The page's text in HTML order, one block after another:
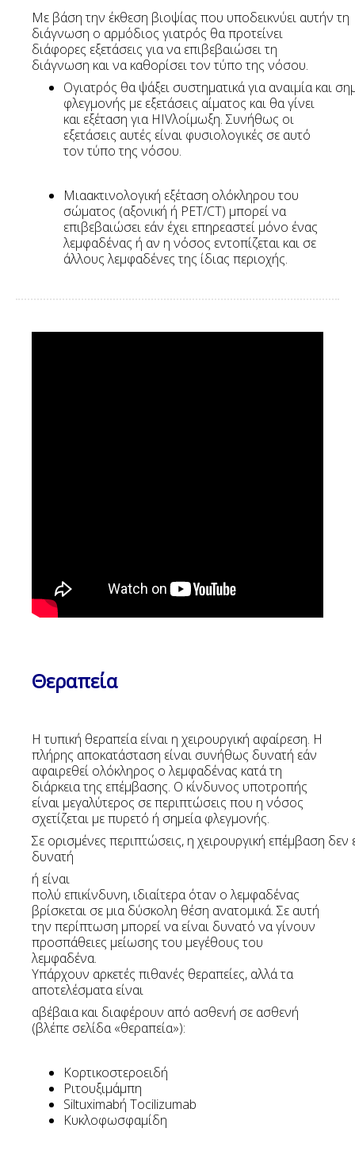
Με βάση την έκθεση βιοψίας που υποδεικνύει αυτήν τη
διάγνωση ο αρμόδιος γιατρός θα προτείνει
διάφορες εξετάσεις για να επιβεβαιώσει τη
διάγνωση και να καθορίσει τον τύπο της νόσου.
Ογιατρός θα ψάξει συστηματικά για αναιμία και
φλεγμονής με εξετάσεις αίματος και θα γίνει
και εξέταση για HIVλοίμωξη. Συνήθως οι
εξετάσεις αυτές είναι φυσιολογικές σε αυτό
τον τύπο της νόσου.
Μιαακτινολογική εξέταση ολόκληρου του
σώματος (αξονική ή PET/CT) μπορεί να
επιβεβαιώσει εάν έχει επηρεαστεί μόνο ένας
λεμφαδένας ή αν η νόσος εντοπίζεται και σε
άλλους λεμφαδένες της ίδιας περιοχής.
Θεραπεία
Η τυπική θεραπεία είναι η χειρουργική αφαίρεση. Η
πλήρης αποκατάσταση είναι συνήθως δυνατή εάν
αφαιρεθεί ολόκληρος ο λεμφαδένας κατά τη
διάρκεια της επέμβασης. Ο κίνδυνος υποτροπής
είναι μεγαλύτερος σε περιπτώσεις που η νόσος
σχετίζεται με πυρετό ή σημεία φλεγμονής.
Σε ορισμένες περιπτώσεις, η χειρουργική επέμβαση δεν
δυνατή
ή είναι
πολύ επικίνδυνη, ιδιαίτερα όταν ο λεμφαδένας
βρίσκεται σε μια δύσκολη θέση ανατομικά. Σε αυτή
την περίπτωση μπορεί να είναι δυνατό να γίνουν
προσπάθειες μείωσης του μεγέθους του
λεμφαδένα.
Υπάρχουν αρκετές πιθανές θεραπείες, αλλά τα
αποτελέσματα είναι
αβέβαια και διαφέρουν από ασθενή σε ασθενή
(βλέπε σελίδα «θεραπεία»):
Κορτικοστεροειδή
Ριτουξιμάμπη
Siltuximabή Tocilizumab
Κυκλοφωσφαμίδη